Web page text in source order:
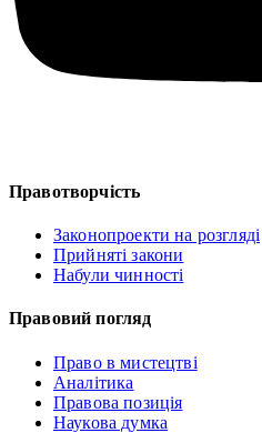
Правотворчість
Законопроекти на розгляді
Прийняті закони
Набули чинності
Правовий погляд
Право в мистецтві
Аналітика
Правова позиція
Наукова думка